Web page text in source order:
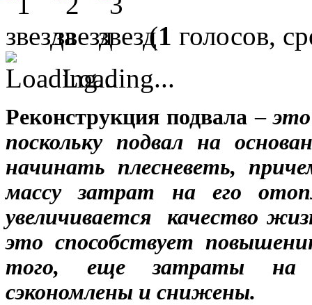
(1 голосов,
Loading...
Реконструкция подвала –
поскольку подвал на
начинать плесневеть,
массу затрат на его
увеличивается качество
это способствует
того, еще затраты на
сэкономлены и снижены.